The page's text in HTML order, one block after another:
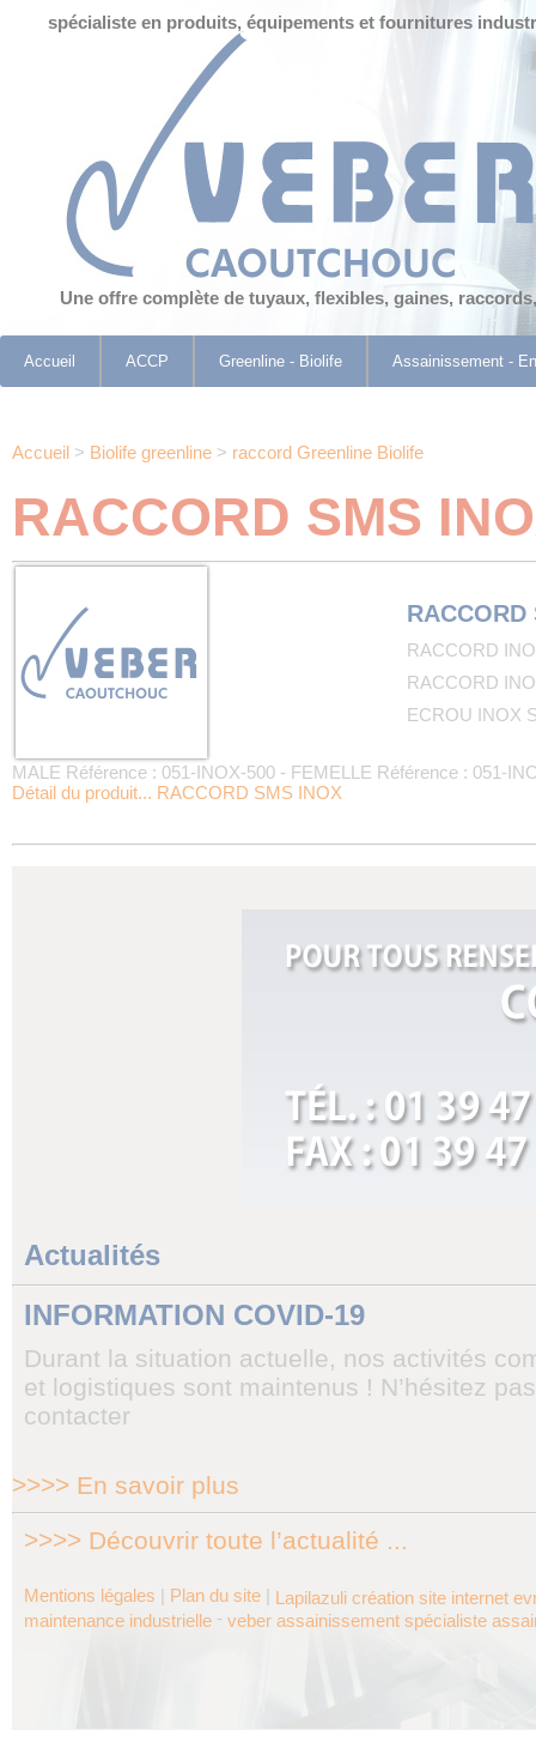
spécialiste en produits, équipements et fournitures
Une offre complète de tuyaux, flexibles, gaines,
Accueil ACCP Greenline - Biolife Assainissement -
Accueil > Biolife greenline > raccord Greenline Biolife
RACCORD SMS
RACCORD
RACCORD
RACCORD
ECROU INOX
MALE Référence : 051-INOX-500 - FEMELLE Référence : 051-
Détail du produit... RACCORD SMS INOX
Actualités
INFORMATION COVID-19
Durant la situation actuelle, nos activités
et logistiques sont maintenus ! N’hésitez
contacter
>>>> En savoir plus
>>>> Découvrir toute l’actualité ...
Mentions légales | Plan du site | Lapilazuli création site internet
maintenance industrielle - veber assainissement spécialiste
Panneau de gestion des cookies